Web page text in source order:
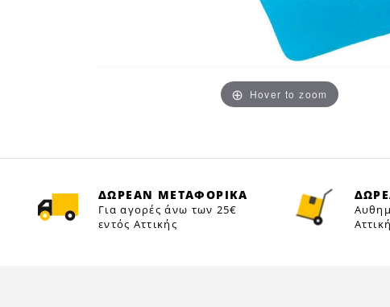
Hover to zoom
ΔΩΡΕΑΝ ΜΕΤΑΦΟΡΙΚΑ
Για αγορές άνω των 25€
εντός Αττικής